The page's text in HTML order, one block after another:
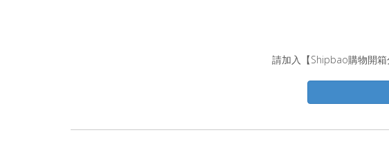
請加入【Shipbao購物開